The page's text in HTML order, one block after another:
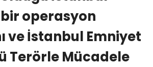
operasyon
ve İstanbul Emniyet
Terörle Mücadele